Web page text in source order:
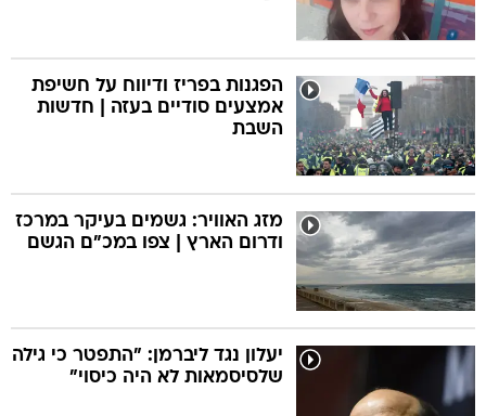
הפגנות בפריז ודיווח על חשיפת
אמצעים סודיים בעזה | חדשות
השבת
מזג האוויר: גשמים בעיקר במרכז
ודרום הארץ | צפו במכ"ם הגשם
יעלון נגד ליברמן: "התפטר כי גילה
שלסיסמאות לא היה כיסוי"